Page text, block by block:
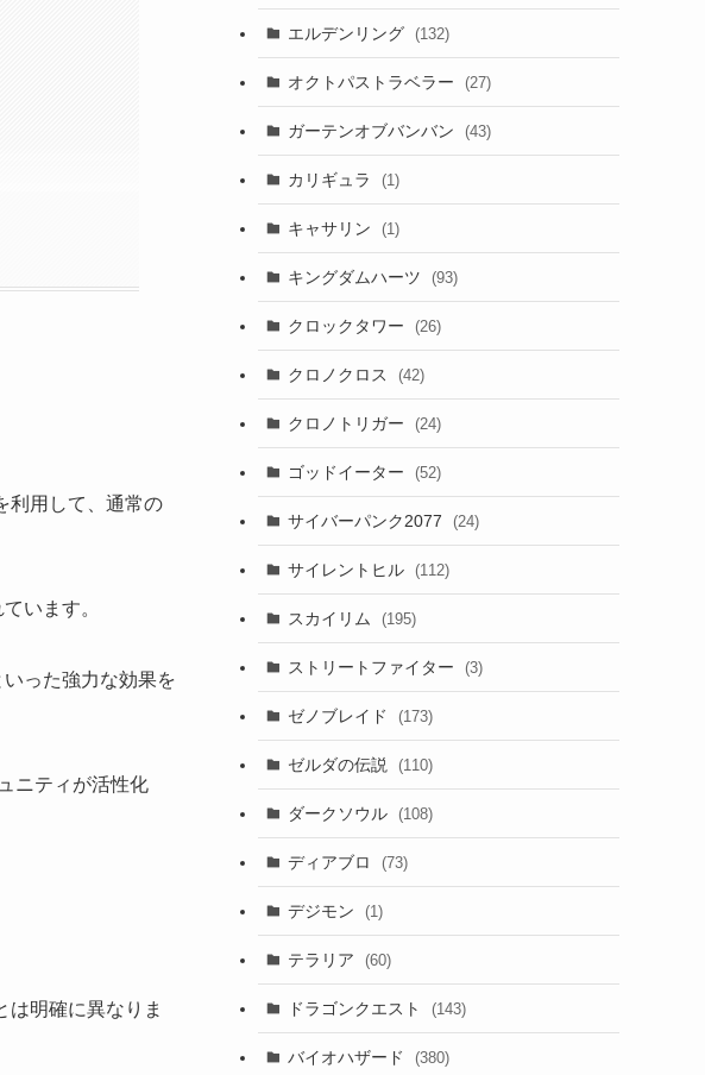
利用して、通常の
います。
った強力な効果を
ニティが活性化
は明確に異なりま
エルデンリング (132)
オクトパストラベラー (27)
ガーテンオブバンバン (43)
カリギュラ (1)
キャサリン (1)
キングダムハーツ (93)
クロックタワー (26)
クロノクロス (42)
クロノトリガー (24)
ゴッドイーター (52)
サイバーパンク2077 (24)
サイレントヒル (112)
スカイリム (195)
ストリートファイター (3)
ゼノブレイド (173)
ゼルダの伝説 (110)
ダークソウル (108)
ディアブロ (73)
デジモン (1)
テラリア (60)
ドラゴンクエスト (143)
バイオハザード (380)